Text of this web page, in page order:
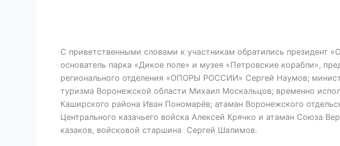
С приветственными словами к участникам обратились
основатель парка «Дикое поле» и музея «Петровские корабли»,
регионального отделения «ОПОРЫ РОССИИ» Сергей Наумов;
туризма Воронежской области Михаил Москальцов; временно
Каширского района Иван Пономарёв; атаман Воронежского
Центрального казачьего войска Алексей Крячко и атаман Союза
казаков, войсковой старшина Сергей Шалимов.